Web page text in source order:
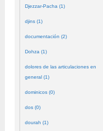
Djezzar-Pacha (1)
djins (1)
documentación (2)
Dohza (1)
dolores de las articulaciones en
general (1)
dominicos (0)
dos (0)
dourah (1)